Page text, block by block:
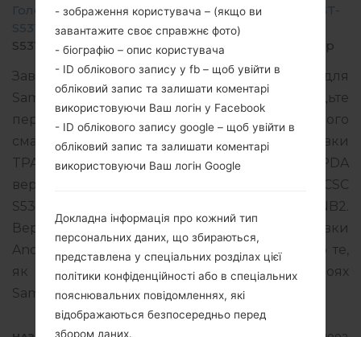
Головна →Galaxy Pocket Neo Duos →SamsungGT-
S5312B →GT-
S5312B_TPA_1_20140425210020_05h9xdk6fj_fac.zip
Завантажте останнє оновлення прошивки для
Samsung Galaxy Pocket Neo Duos, але не забудьте
перевірити, чи відповідає номер моделі вашого
смартфона вказаному GT-S5312B. Код прошивки
TPA для PANAMA. Продукт поставляється з PDA
версією S5312BVJANB2 версія CSC
S5312BUUBANB1, MODEM версия S5312BVJANB2.
Версія операційної системи даної прошивки
Android Jelly Bean 4.1.2. Повна інструкція про те,
як прошивати стокову прошивку на пристроях
Samsungтут
- зображення користувача – (якщо ви
завантажите своє справжнє фото)
- біографію – опис користувача
- ID облікового запису у fb – щоб увійти в
обліковий запис та залишати коментарі
використовуючи Ваш логін у Facebook
- ID облікового запису google – щоб увійти в
обліковий запис та залишати коментарі
використовуючи Ваш логін Google
Докладна інформація про кожний тип
персональних даних, що збираються,
представлена у спеціальних розділах цієї
політики конфіденційності або в спеціальних
пояснювальних повідомленнях, які
відображаються безпосередньо перед
збором даних.